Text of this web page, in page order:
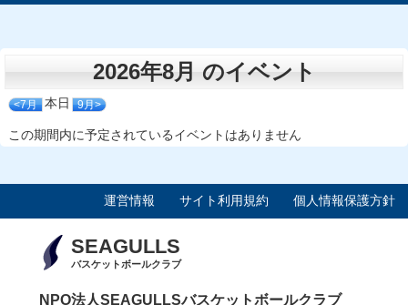
2026年8月 のイベント
<7月 本日 9月>
この期間内に予定されているイベントはありません
運営情報 サイト利用規約 個人情報保護方針
SEAGULLS
バスケットボールクラブ
NPO法人SEAGULLSバスケットボールクラブ